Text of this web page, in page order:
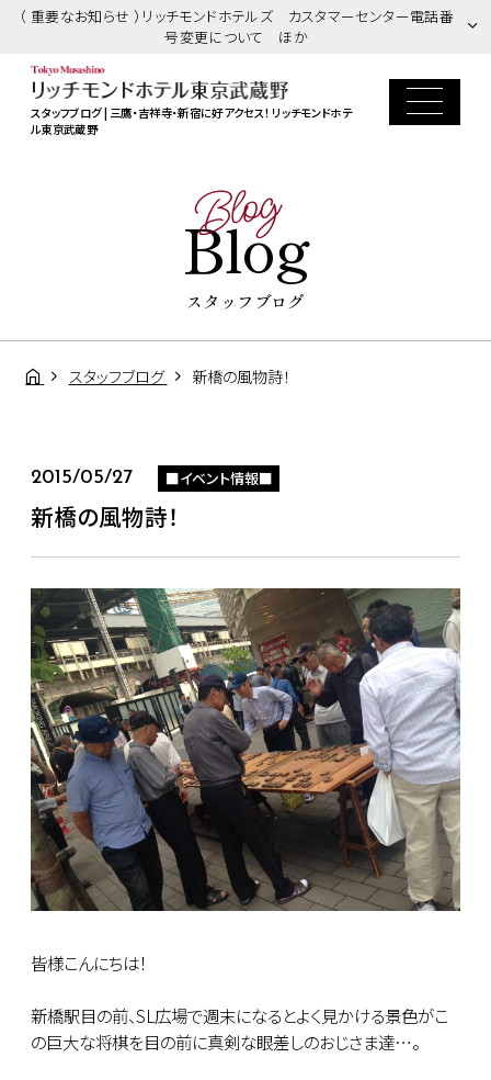
（ 重要なお知らせ ）リッチモンドホテルズ カスタマーセンター電話番
号変更について ほか
スタッフブログ | 三鷹・吉祥寺・新宿に好アクセス！ リッチモンドホテ
ル東京武蔵野
Blog
Blog
スタッフブログ
スタッフブログ 新橋の風物詩！
2015/05/27 ■イベント情報■
新橋の風物詩！
皆様こんにちは！
新橋駅目の前、SL広場で週末になるとよく見かける景色がこ
の巨大な将棋を目の前に真剣な眼差しのおじさま達…。